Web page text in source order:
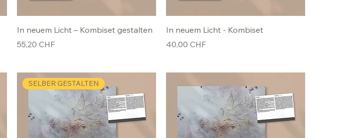
In neuem Licht – Kombiset gestalten
Preis
55,20 CHF
In neuem Licht - Kombiset
Preis
40,00 CHF
SELBER GESTALTEN